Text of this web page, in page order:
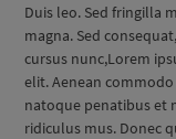
Duis leo. Sed fringilla
magna. Sed
cursus nunc,Lorem
elit. Aenean
natoque penatibus et
ridiculus mus. Donec